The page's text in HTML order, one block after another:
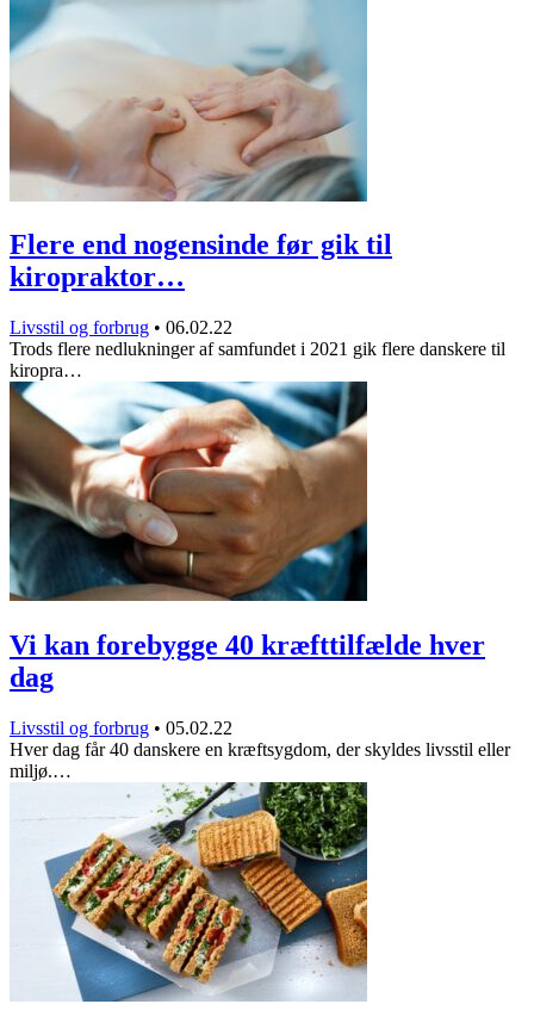
Flere end nogensinde før gik til
kiropraktor…
Livsstil og forbrug • 06.02.22
Trods flere nedlukninger af samfundet i 2021 gik flere danskere til
kiropra…
Vi kan forebygge 40 kræfttilfælde hver
dag
Livsstil og forbrug • 05.02.22
Hver dag får 40 danskere en kræftsygdom, der skyldes livsstil eller
miljø.…